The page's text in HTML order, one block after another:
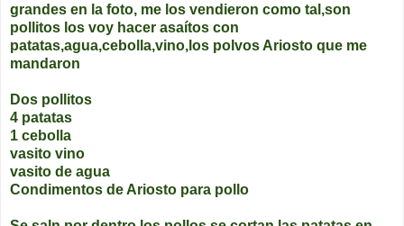
grandes en la foto, me los vendieron como tal,son
pollitos los voy hacer asaítos con
patatas,agua,cebolla,vino,los polvos Ariosto que me
mandaron
Dos pollitos
4 patatas
1 cebolla
vasito vino
vasito de agua
Condimentos de Ariosto para pollo